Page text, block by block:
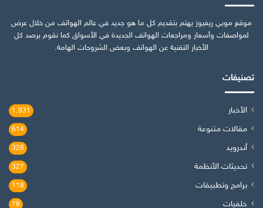
موقع موبي ريفيوز يهتم بتقديم كل ما هو جديد في عالم الهواتف من خلال عرض
لمواصفات وأسعار ومراجعات الهواتف الجديدة في الأسواق كما نقوم برصد كل
الأخبار التقنية عن الهواتف وبعض الشروحات الهامة.
تصنيفات
الأخبار 1٬931
مقالات متنوعة 614
أندرويد 328
تحديثات الأنظمة 327
برامج وتطبيقات 118
خلفيات 78